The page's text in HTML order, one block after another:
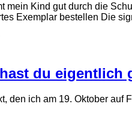
mein Kind gut durch die
Exemplar bestellen Die
du eigentlich
den ich am 19. Oktober